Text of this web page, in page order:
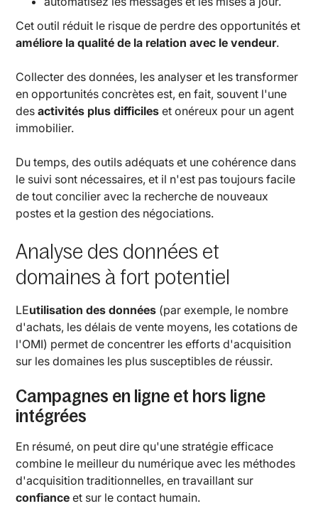
Cet outil réduit le risque de perdre des opportunités et
améliore la qualité de la relation avec le vendeur.
Collecter des données, les analyser et les transformer
en opportunités concrètes est, en fait, souvent l'une
desactivités plus difficiles et onéreux pour un agent
immobilier.
Du temps, des outils adéquats et une cohérence dans
le suivi sont nécessaires, et il n'est pas toujours facile
de tout concilier avec la recherche de nouveaux
postes et la gestion des négociations.
Analyse des données et
domaines à fort potentiel
LEutilisation des données (par exemple, le nombre
d'achats, les délais de vente moyens, les cotations de
l'OMI) permet de concentrer les efforts d'acquisition
sur les domaines les plus susceptibles de réussir.
Campagnes en ligne et hors ligne
intégrées
En résumé, on peut dire qu'une stratégie efficace
combine le meilleur du numérique avec les méthodes
d'acquisition traditionnelles, en travaillant sur
confianceet sur le contact humain.